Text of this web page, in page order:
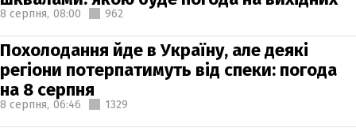
8 серпня, 08:00 962
Похолодання йде в Україну, але деякі
регіони потерпатимуть від спеки: погода
на 8 серпня
8 серпня, 06:46 1329